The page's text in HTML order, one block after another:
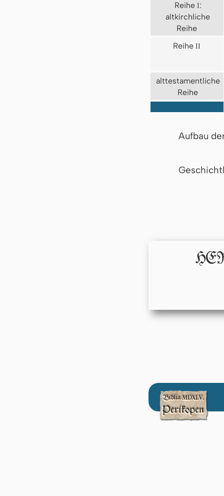
Reihe I:
altkirchliche
Reihe
Reihe II
alttestamentliche
Reihe
Aufbau